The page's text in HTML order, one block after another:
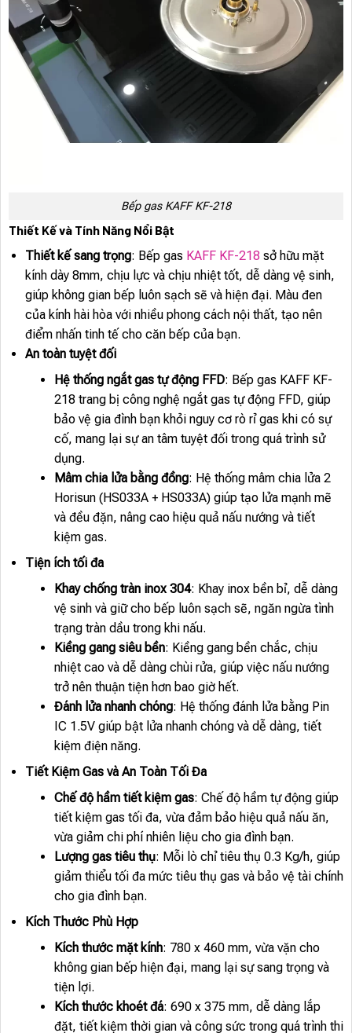
Bếp gas KAFF KF-218
Thiết Kế và Tính Năng Nổi Bật
Thiết kế sang trọng: Bếp gas KAFF KF-218sở hữu mặt
kính dày 8mm, chịu lực và chịu nhiệt tốt, dễ dàng vệ sinh,
giúp không gian bếp luôn sạch sẽ và hiện đại. Màu đen
của kính hài hòa với nhiều phong cách nội thất, tạo nên
điểm nhấn tinh tế cho căn bếp của bạn.
An toàn tuyệt đối
Hệ thống ngắt gas tự động FFD: Bếp gas KAFF KF-
218 trang bị công nghệ ngắt gas tự động FFD, giúp
bảo vệ gia đình bạn khỏi nguy cơ rò rỉ gas khi có sự
cố, mang lại sự an tâm tuyệt đối trong quá trình sử
dụng.
Mâm chia lửa bằng đồng: Hệ thống mâm chia lửa 2
Horisun (HS033A + HS033A) giúp tạo lửa mạnh mẽ
và đều đặn, nâng cao hiệu quả nấu nướng và tiết
kiệm gas.
Tiện ích tối đa
Khay chống tràn inox 304: Khay inox bền bỉ, dễ dàng
vệ sinh và giữ cho bếp luôn sạch sẽ, ngăn ngừa tình
trạng tràn dầu trong khi nấu.
Kiềng gang siêu bền: Kiềng gang bền chắc, chịu
nhiệt cao và dễ dàng chùi rửa, giúp việc nấu nướng
trở nên thuận tiện hơn bao giờ hết.
Đánh lửa nhanh chóng: Hệ thống đánh lửa bằng Pin
IC 1.5V giúp bật lửa nhanh chóng và dễ dàng, tiết
kiệm điện năng.
Tiết Kiệm Gas và An Toàn Tối Đa
Chế độ hầm tiết kiệm gas: Chế độ hầm tự động giúp
tiết kiệm gas tối đa, vừa đảm bảo hiệu quả nấu ăn,
vừa giảm chi phí nhiên liệu cho gia đình bạn.
Lượng gas tiêu thụ: Mỗi lò chỉ tiêu thụ 0.3 Kg/h, giúp
giảm thiểu tối đa mức tiêu thụ gas và bảo vệ tài chính
cho gia đình bạn.
Kích Thước Phù Hợp
Kích thước mặt kính: 780 x 460 mm, vừa vặn cho
không gian bếp hiện đại, mang lại sự sang trọng và
tiện lợi.
Kích thước khoét đá: 690 x 375 mm, dễ dàng lắp
đặt, tiết kiệm thời gian và công sức trong quá trình thi